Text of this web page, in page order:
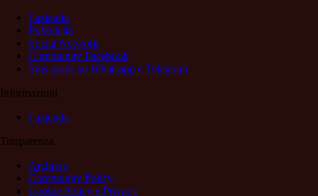
l’azienda
Pubblicità
Social Network
Community Facebook
Sms gratis su Whatsapp e Telegram
Informazioni
l’azienda
Trasparenza
Archivio
Community Policy
Cookie Policy e Privacy